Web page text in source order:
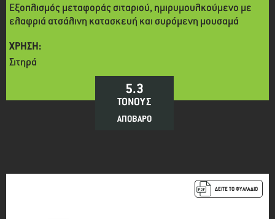
Εξοπλισμός μεταφοράς σιταριού, ημιρυμουλκούμενο με
ελαφριά ατσάλινη κατασκευή και συρόμενη μουσαμά
ΧΡΗΣΗ:
Σιτηρά
5.3
ΤΟΝΟΥΣ
ΑΠΟΒΑΡΟ
ΔΕΙΤΕ ΤΟ ΦΥΛΛΑΔΙΟ